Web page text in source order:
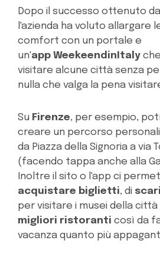
Dopo il successo ottenuto
l'azienda ha voluto allargare
comfort con un portale e
un'app WeekeendinItaly
visitare alcune città senza
nulla che valga la pena
Su Firenze, per esempio,
creare un percorso
da Piazza della Signoria a via
(facendo tappa anche alla
Inoltre il sito o l'app ci
acquistare biglietti, di
per visitare i musei della
migliori ristoranti così da
vacanza quanto più